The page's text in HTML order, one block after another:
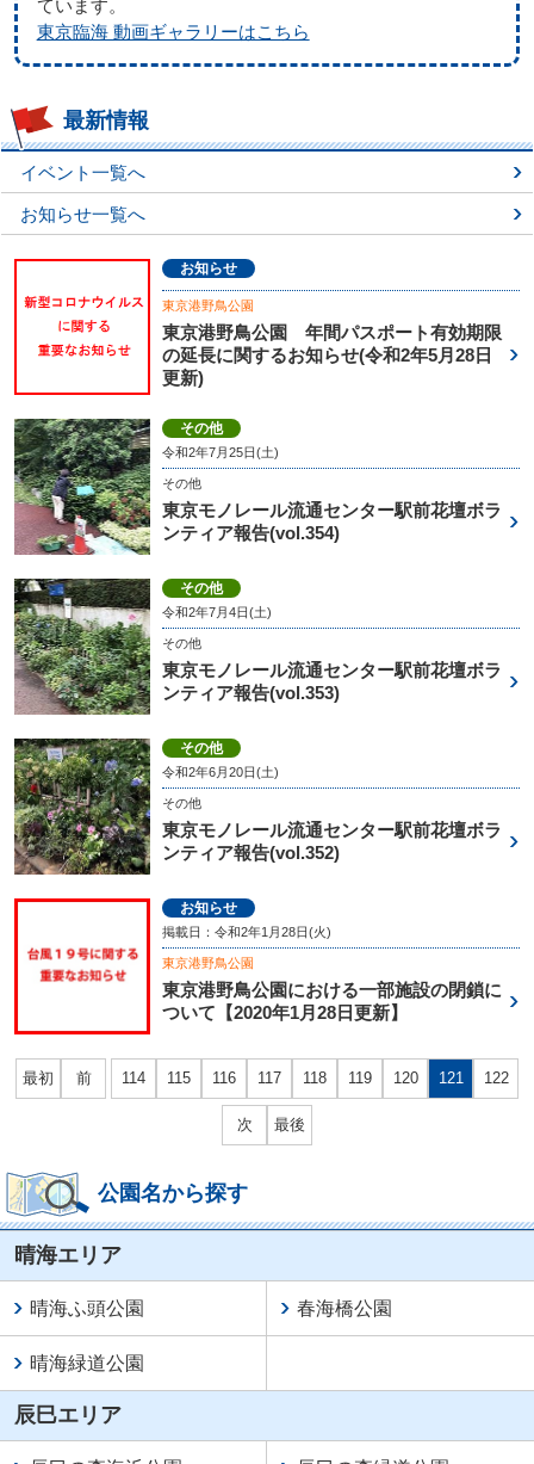
ています。
東京臨海 動画ギャラリーはこちら
最新情報
イベント一覧へ
お知らせ一覧へ
お知らせ
東京港野鳥公園
東京港野鳥公園 年間パスポート有効期限
の延長に関するお知らせ(令和2年5月28日
更新)
その他
令和2年7月25日(土)
その他
東京モノレール流通センター駅前花壇ボラ
ンティア報告(vol.354)
その他
令和2年7月4日(土)
その他
東京モノレール流通センター駅前花壇ボラ
ンティア報告(vol.353)
その他
令和2年6月20日(土)
その他
東京モノレール流通センター駅前花壇ボラ
ンティア報告(vol.352)
お知らせ
掲載日：令和2年1月28日(火)
東京港野鳥公園
東京港野鳥公園における一部施設の閉鎖に
ついて【2020年1月28日更新】
最初 前 114 115 116 117 118 119 120 121 122
次 最後
公園名から探す
晴海エリア
晴海ふ頭公園 春海橋公園
晴海緑道公園
辰巳エリア